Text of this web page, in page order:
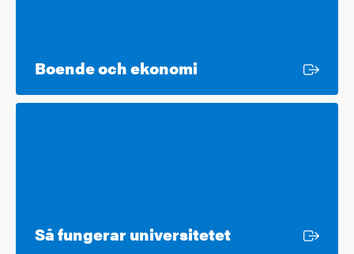
Boende och ekonomi
Så fungerar universitetetExtern länk